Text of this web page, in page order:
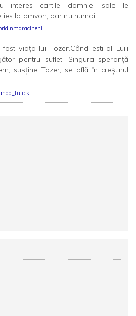
interes cartile domniei sale le
la amvon, dar nu numai!
viața lui Tozer.Când esti al Lui,i
pentru suflet! Singura speranţă
susţine Tozer, se află în creştinul